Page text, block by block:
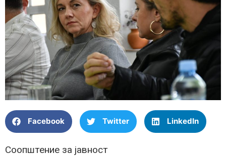
Facebook Twitter LinkedIn
Соопштение за јавност